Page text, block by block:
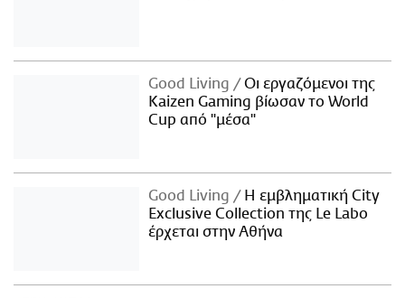
Good Living
Οι εργαζόμενοι της
Kaizen Gaming βίωσαν το World
Cup από "μέσα"
Good Living
Η εμβληματική City
Exclusive Collection της Le Labo
έρχεται στην Αθήνα